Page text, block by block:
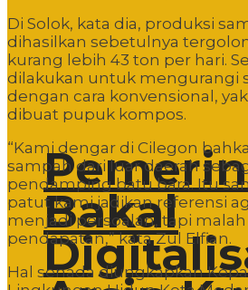
Bakal
Di Solok, kata dia, produksi
dihasilkan sebetulnya
kurang lebih 43 ton per hari.
dilakukan untuk mengurangi
dengan cara konvensional,
dibuat pupuk kompos.
“Kami dengar di Cilegon
sampah dari luar daerah
pendamping batu bara. Itu
patut kami jadikan referensi
menjadi persoalan, tapi
pendapatan,” kata Zul Elfian.
Hal senada diungkapkan